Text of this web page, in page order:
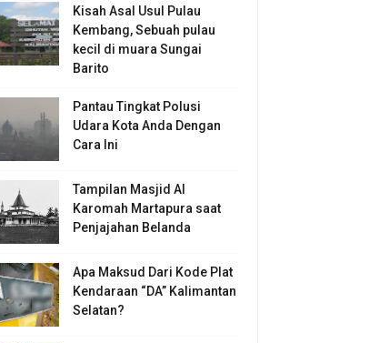
Kisah Asal Usul Pulau
Kembang, Sebuah pulau
kecil di muara Sungai
Barito
Pantau Tingkat Polusi
Udara Kota Anda Dengan
Cara Ini
Tampilan Masjid Al
Karomah Martapura saat
Penjajahan Belanda
Apa Maksud Dari Kode Plat
Kendaraan “DA” Kalimantan
Selatan?